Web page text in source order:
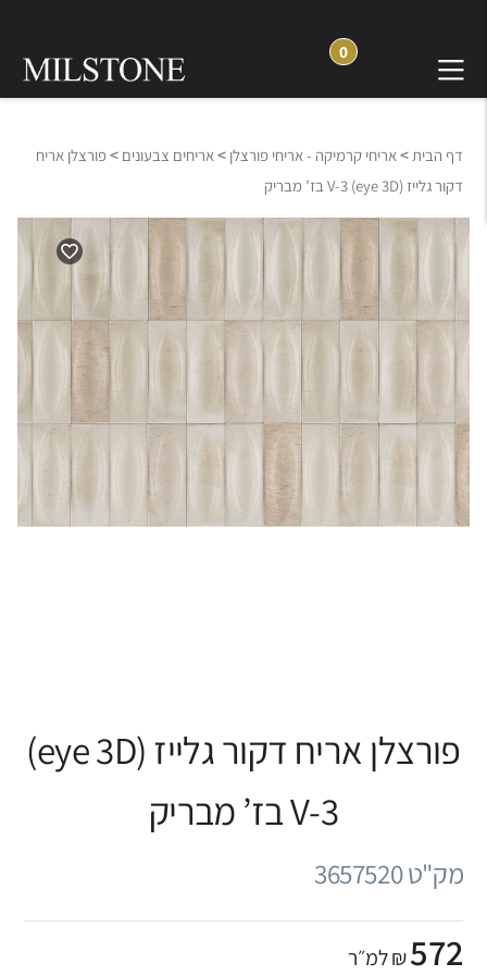
0
דף הבית> אריחי קרמיקה - אריחי פורצלן > אריחים צבעונים >פורצלן אריח
דקור גלייז (eye 3D) V-3 בז’ מבריק
פורצלן אריח דקור גלייז (eye 3D)
V-3 בז’ מבריק
מק"ט 3657520
572₪ למ״ר